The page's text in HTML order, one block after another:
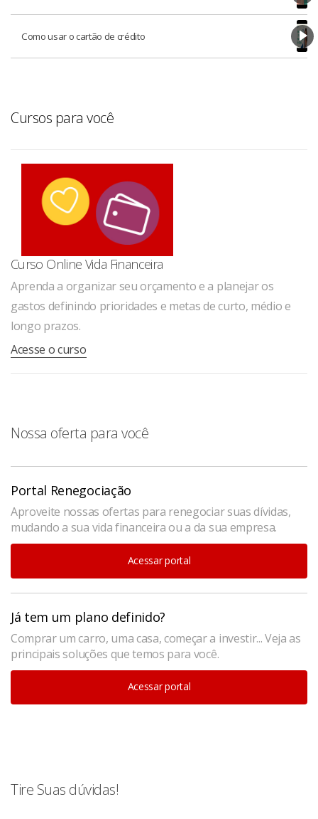
Como usar o cartão de crédito
Cursos para você
Curso Online Vida Financeira
Aprenda a organizar seu orçamento e a planejar os
gastos definindo prioridades e metas de curto, médio e
longo prazos.
Acesse o curso
Nossa oferta para você
Portal Renegociação
Aproveite nossas ofertas para renegociar suas dívidas,
mudando a sua vida financeira ou a da sua empresa.
Acessar portal
Já tem um plano definido?
Comprar um carro, uma casa, começar a investir... Veja as
principais soluções que temos para você.
Acessar portal
Tire Suas dúvidas!